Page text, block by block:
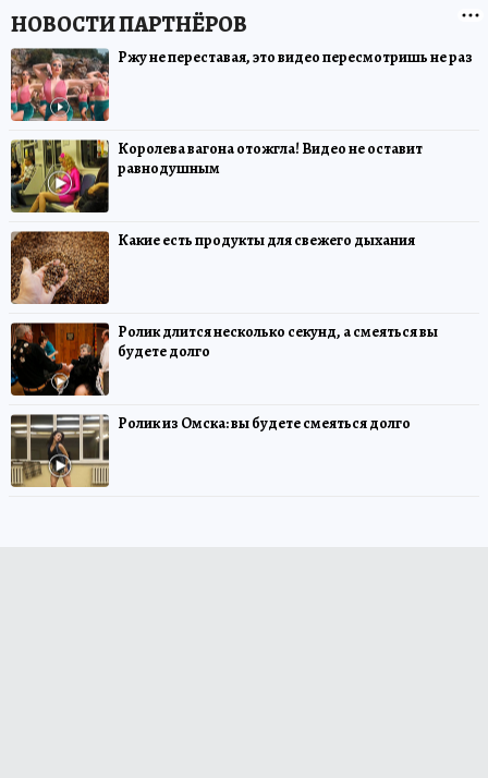
Ржу не переставая, это видео пересмотришь не раз
Королева вагона отожгла! Видео не оставит
равнодушным
Какие есть продукты для свежего дыхания
Ролик длится несколько секунд, а смеяться вы
будете долго
Ролик из Омска: вы будете смеяться долго